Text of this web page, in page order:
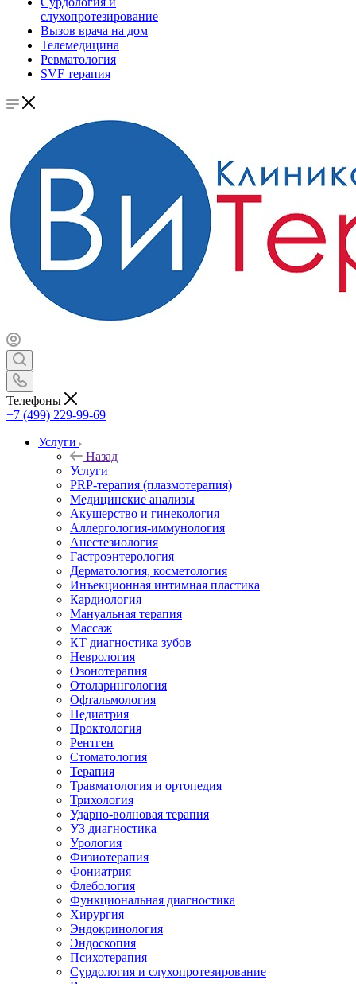
слухопротезирование
Вызов врача на дом
Телемедицина
Ревматология
SVF терапия
Телефоны
+7 (499) 229-99-69
Услуги
Назад
Услуги
PRP-терапия (плазмотерапия)
Медицинские анализы
Акушерство и гинекология
Аллергология-иммунология
Анестезиология
Гастроэнтерология
Дерматология, косметология
Инъекционная интимная пластика
Кардиология
Мануальная терапия
Массаж
КТ диагностика зубов
Неврология
Озонотерапия
Отоларингология
Офтальмология
Педиатрия
Проктология
Рентген
Стоматология
Терапия
Травматология и ортопедия
Трихология
Ударно-волновая терапия
УЗ диагностика
Урология
Физиотерапия
Фониатрия
Флебология
Функциональная диагностика
Хирургия
Эндокринология
Эндоскопия
Психотерапия
Сурдология и слухопротезирование